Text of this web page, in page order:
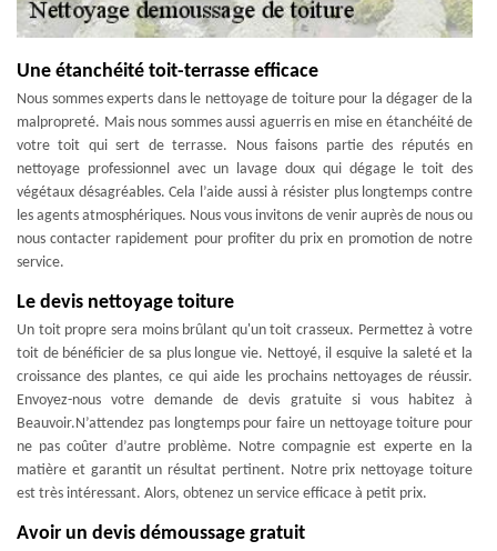
Une étanchéité toit-terrasse efficace
Nous sommes experts dans le nettoyage de toiture pour la dégager de la
malpropreté. Mais nous sommes aussi aguerris en mise en étanchéité de
votre toit qui sert de terrasse. Nous faisons partie des réputés en
nettoyage professionnel avec un lavage doux qui dégage le toit des
végétaux désagréables. Cela l’aide aussi à résister plus longtemps contre
les agents atmosphériques. Nous vous invitons de venir auprès de nous ou
nous contacter rapidement pour profiter du prix en promotion de notre
service.
Le devis nettoyage toiture
Un toit propre sera moins brûlant qu'un toit crasseux. Permettez à votre
toit de bénéficier de sa plus longue vie. Nettoyé, il esquive la saleté et la
croissance des plantes, ce qui aide les prochains nettoyages de réussir.
Envoyez-nous votre demande de devis gratuite si vous habitez à
Beauvoir.N’attendez pas longtemps pour faire un nettoyage toiture pour
ne pas coûter d’autre problème. Notre compagnie est experte en la
matière et garantit un résultat pertinent. Notre prix nettoyage toiture
est très intéressant. Alors, obtenez un service efficace à petit prix.
Avoir un devis démoussage gratuit